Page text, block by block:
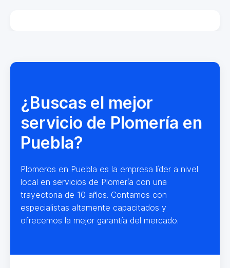
¿Buscas el mejor
servicio de Plomería en
Puebla?
Plomeros en Puebla es la empresa líder a nivel
local en servicios de Plomería con una
trayectoria de 10 años. Contamos con
especialistas altamente capacitados y
ofrecemos la mejor garantía del mercado.